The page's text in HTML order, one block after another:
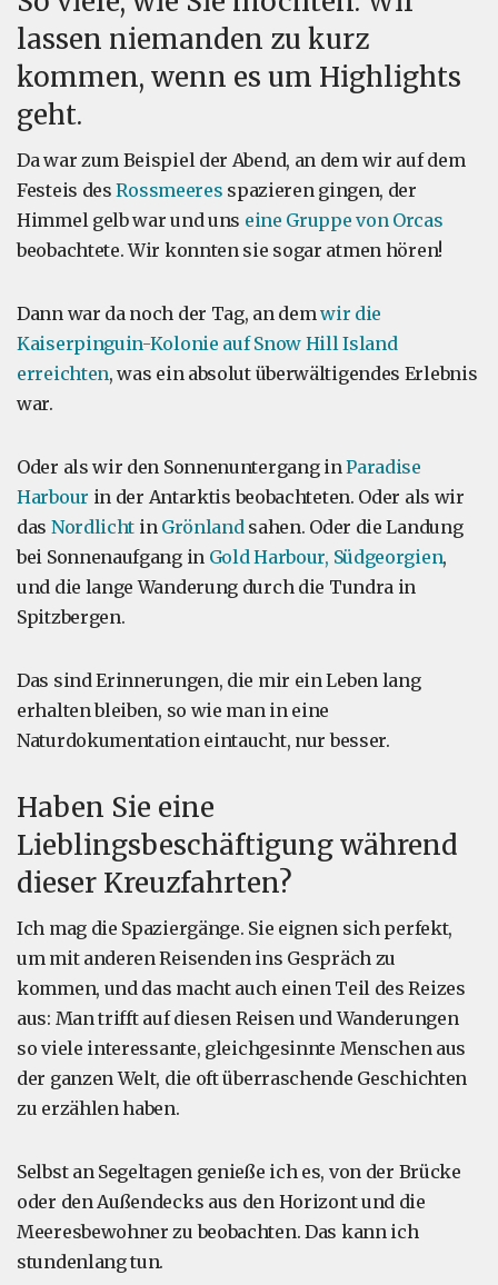
lassen niemanden zu kurz
kommen, wenn es um Highlights
geht.
Da war zum Beispiel der Abend, an dem wir auf dem
Festeis desRossmeeres spazieren gingen, der
Himmel gelb war und uns eine Gruppe von Orcas
beobachtete. Wir konnten sie sogar atmen hören!
Dann war da noch der Tag, an demwir die
Kaiserpinguin-Kolonie auf Snow Hill Island
erreichten, was ein absolut überwältigendes Erlebnis
war.
Oder als wir den Sonnenuntergang inParadise
Harbour in der Antarktis beobachteten. Oder als wir
das Nordlicht in Grönlandsahen. Oder die Landung
bei Sonnenaufgang in Gold Harbour, Südgeorgien,
und die lange Wanderung durch die Tundra in
Spitzbergen.
Das sind Erinnerungen, die mir ein Leben lang
erhalten bleiben, so wie man in eine
Naturdokumentation eintaucht, nur besser.
Haben Sie eine
Lieblingsbeschäftigung während
dieser Kreuzfahrten?
Ich mag die Spaziergänge. Sie eignen sich perfekt,
um mit anderen Reisenden ins Gespräch zu
kommen, und das macht auch einen Teil des Reizes
aus: Man trifft auf diesen Reisen und Wanderungen
so viele interessante, gleichgesinnte Menschen aus
der ganzen Welt, die oft überraschende Geschichten
zu erzählen haben.
Selbst an Segeltagen genieße ich es, von der Brücke
oder den Außendecks aus den Horizont und die
Meeresbewohner zu beobachten. Das kann ich
stundenlang tun.